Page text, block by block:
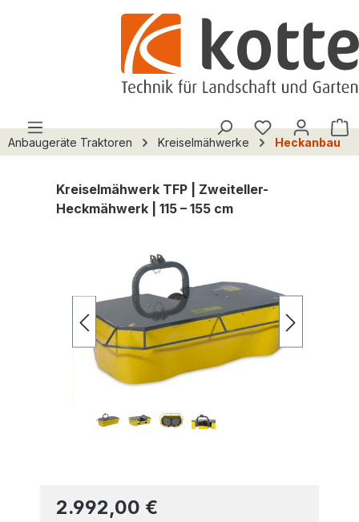
Du hast 0
Anbaugeräte Traktoren Kreiselmähwerke Heckanbau
Kreiselmähwerk TFP | Zweiteller-
Heckmähwerk | 115 – 155 cm
2.992,00 €